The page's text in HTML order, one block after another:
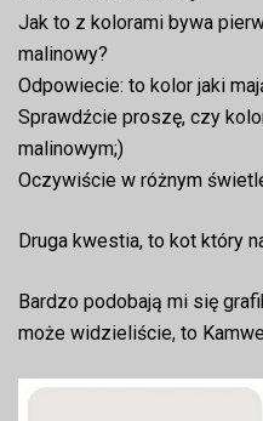
Jak to z kolorami bywa
malinowy?
Odpowiecie: to kolor jaki
Sprawdźcie proszę, czy
malinowym;)
Oczywiście w różnym
Druga kwestia, to kot który
Bardzo podobają mi się
może widzieliście, to